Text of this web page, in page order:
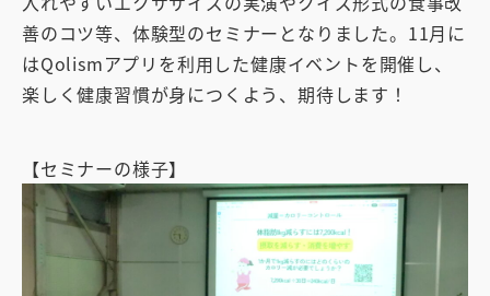
善のコツ等、体験型のセミナーとなりました。11月に
はQolismアプリを利用した健康イベントを開催し、
楽しく健康習慣が身につくよう、期待します！
【セミナーの様子】